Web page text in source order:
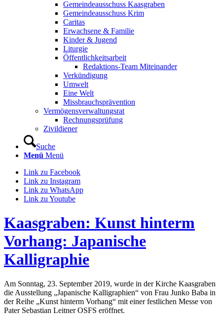
Gemeindeausschuss Kaasgraben
Gemeindeausschuss Krim
Caritas
Erwachsene & Familie
Kinder & Jugend
Liturgie
Öffentlichkeitsarbeit
Redaktions-Team Miteinander
Verkündigung
Umwelt
Eine Welt
Missbrauchsprävention
Vermögensverwaltungsrat
Rechnungsprüfung
Zivildiener
Suche
Menü Menü
Link zu Facebook
Link zu Instagram
Link zu WhatsApp
Link zu Youtube
Kaasgraben: Kunst hinterm
Vorhang: Japanische
Kalligraphie
Am Sonntag, 23. September 2019, wurde in der Kirche Kaasgraben
die Ausstellung „Japanische Kalligraphien“ von Frau Junko Baba in
der Reihe „Kunst hinterm Vorhang“ mit einer festlichen Messe von
Pater Sebastian Leitner OSFS eröffnet.